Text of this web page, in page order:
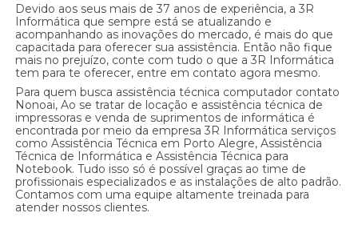
Devido aos seus mais de 37 anos de experiência, a 3R
Informática que sempre está se atualizando e
acompanhando as inovações do mercado, é mais do que
capacitada para oferecer sua assistência. Então não fique
mais no prejuízo, conte com tudo o que a 3R Informática
tem para te oferecer, entre em contato agora mesmo.
Para quem busca assistência técnica computador contato
Nonoai, Ao se tratar de locação e assistência técnica de
impressoras e venda de suprimentos de informática é
encontrada por meio da empresa 3R Informática serviços
como Assistência Técnica em Porto Alegre, Assistência
Técnica de Informática e Assistência Técnica para
Notebook. Tudo isso só é possível graças ao time de
profissionais especializados e as instalações de alto padrão.
Contamos com uma equipe altamente treinada para
atender nossos clientes.